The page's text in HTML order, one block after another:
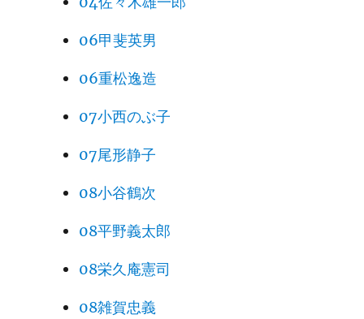
06甲斐英男
06重松逸造
07小西のぶ子
07尾形静子
08小谷鶴次
08平野義太郎
08栄久庵憲司
08雑賀忠義